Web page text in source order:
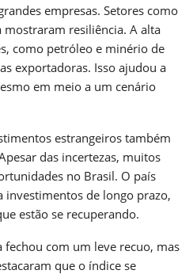
empresas. Setores como
resiliência. A alta
como petróleo e minério de
exportadoras. Isso ajudou a
em meio a um cenário
estrangeiros também
das incertezas, muitos
no Brasil. O país
investimentos de longo prazo,
estão se recuperando.
fechou com um leve recuo, mas
que o índice se